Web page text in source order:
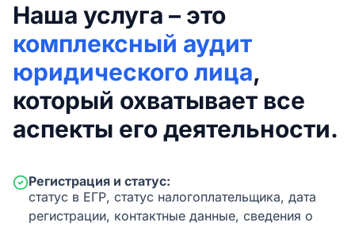
Наша услуга – это
комплексный аудит
юридического лица,
который охватывает все
аспекты его деятельности.
Регистрация и статус:
статус в ЕГР, статус налогоплательщика, дата
регистрации, контактные данные, сведения о